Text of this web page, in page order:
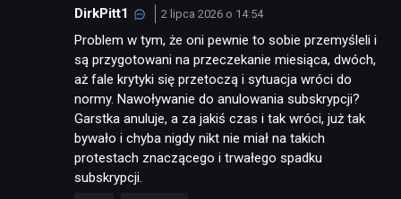
DirkPitt1 2 lipca 2026 o 14:54
Problem w tym, że oni pewnie to sobie przemyśleli i
są przygotowani na przeczekanie miesiąca, dwóch,
aż fale krytyki się przetoczą i sytuacja wróci do
normy. Nawoływanie do anulowania subskrypcji?
Garstka anuluje, a za jakiś czas i tak wróci, już tak
bywało i chyba nigdy nikt nie miał na takich
protestach znaczącego i trwałego spadku
subskrypcji.